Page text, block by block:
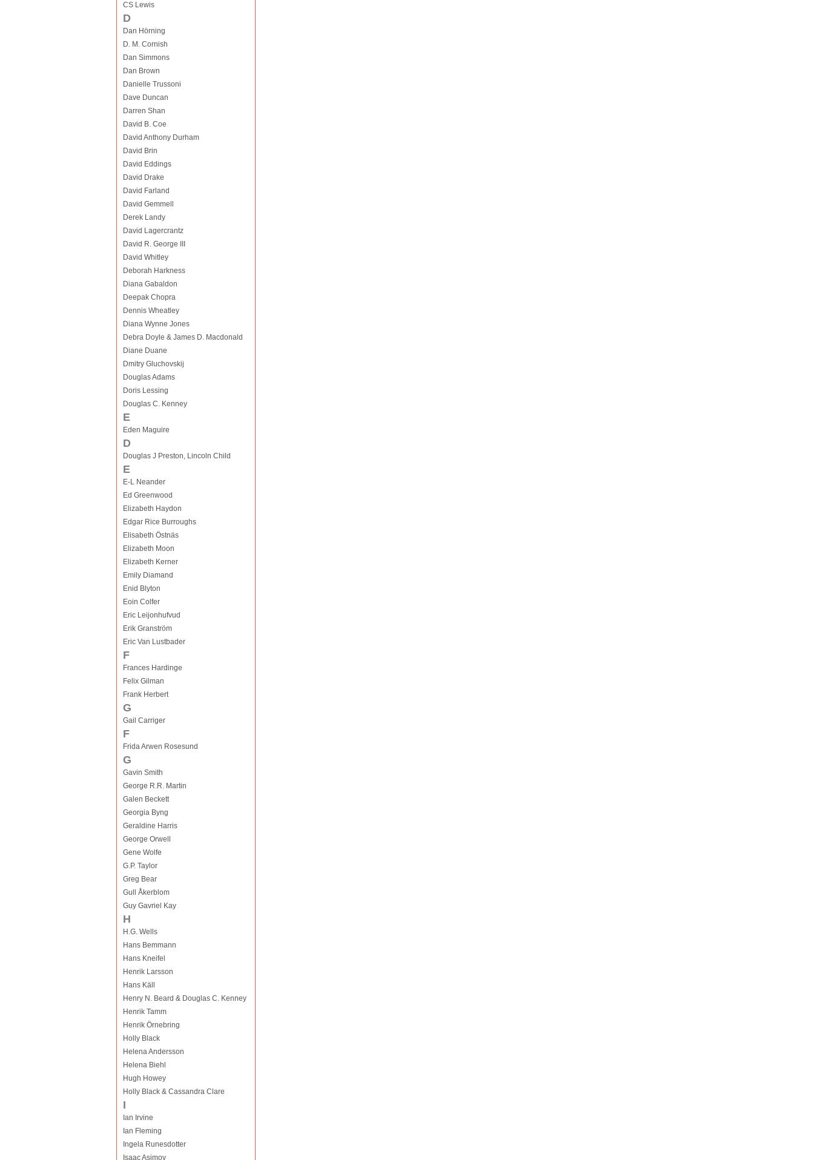
CS Lewis
D
Dan Hörning
D. M. Cornish
Dan Simmons
Dan Brown
Danielle Trussoni
Dave Duncan
Darren Shan
David B. Coe
David Anthony Durham
David Brin
David Eddings
David Drake
David Farland
David Gemmell
Derek Landy
David Lagercrantz
David R. George III
David Whitley
Deborah Harkness
Diana Gabaldon
Deepak Chopra
Dennis Wheatley
Diana Wynne Jones
Debra Doyle & James D. Macdonald
Diane Duane
Dmitry Gluchovskij
Douglas Adams
Doris Lessing
Douglas C. Kenney
E
Eden Maguire
D
Douglas J Preston, Lincoln Child
E
E-L Neander
Ed Greenwood
Elizabeth Haydon
Edgar Rice Burroughs
Elisabeth Östnäs
Elizabeth Moon
Elizabeth Kerner
Emily Diamand
Enid Blyton
Eoin Colfer
Eric Leijonhufvud
Erik Granström
Eric Van Lustbader
F
Frances Hardinge
Felix Gilman
Frank Herbert
G
Gail Carriger
F
Frida Arwen Rosesund
G
Gavin Smith
George R.R. Martin
Galen Beckett
Georgia Byng
Geraldine Harris
George Orwell
Gene Wolfe
G.P. Taylor
Greg Bear
Gull Åkerblom
Guy Gavriel Kay
H
H.G. Wells
Hans Bemmann
Hans Kneifel
Henrik Larsson
Hans Käll
Henry N. Beard & Douglas C. Kenney
Henrik Tamm
Henrik Örnebring
Holly Black
Helena Andersson
Helena Biehl
Hugh Howey
Holly Black & Cassandra Clare
I
Ian Irvine
Ian Fleming
Ingela Runesdotter
Isaac Asimov